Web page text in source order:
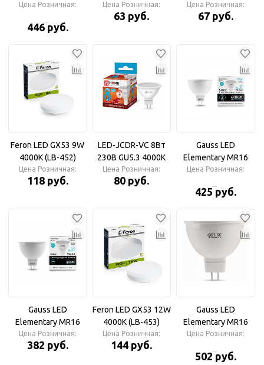
4100K Лампа
Цена Розничная:
446 руб.
4200K матовое
стекло Лампа
Цена Розничная:
63 руб.
4200K матовое
стекло Лампа
светодиодная
Ecola Light GX53 LED
6,0W Tablet 220V
4200K 27x75
матовая 30000h
Цена Розничная:
67 руб.
Feron LED GX53 9W
4000K (LB-452)
Feron Лампа
светодиодная
Цена Розничная:
118 руб.
LED-JCDR-VC 8Вт
230В GU5.3 4000К
600Лм Лампа
светодиодная IN
Цена Розничная:
80 руб.
Gauss LED
Elementary MR16
9.0W GU5.3 4100К
светодиодная
Цена Розничная:
425 руб.
Gauss LED
Elementary MR16
7.0W GU5.3 4100К
Лампа
Цена Розничная:
382 руб.
Feron LED GX53 12W
4000K (LB-453)
Feron Лампа
светодиодная
Цена Розничная:
144 руб.
Gauss LED
Elementary MR16
11W GU5.3 4100K
светодиодная
Цена Розничная:
502 руб.